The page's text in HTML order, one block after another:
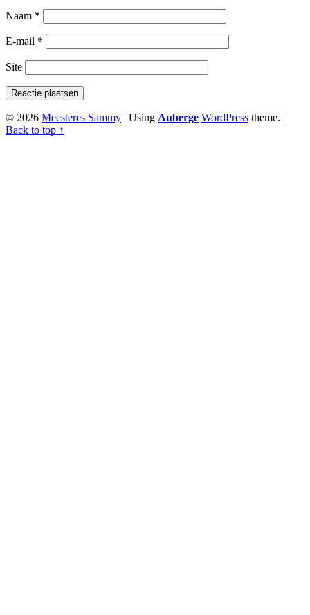
Naam *
E-mail *
Site
© 2026 Meesteres Sammy | Using Auberge WordPress theme. |
Back to top ↑